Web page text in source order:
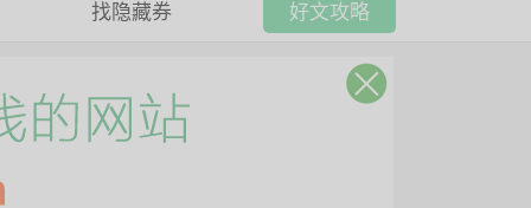
找隐藏券 好文攻略